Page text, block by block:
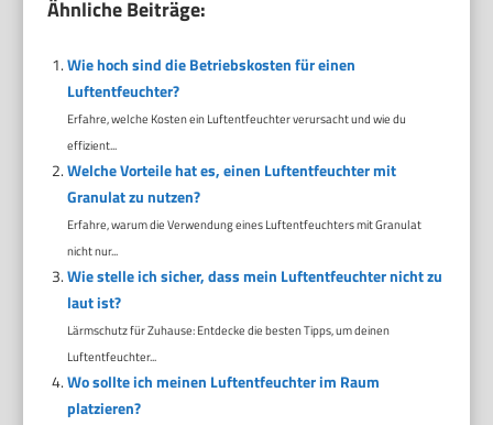
Ähnliche Beiträge:
Wie hoch sind die Betriebskosten für einen
Luftentfeuchter?
Erfahre, welche Kosten ein Luftentfeuchter verursacht und wie du
effizient...
Welche Vorteile hat es, einen Luftentfeuchter mit
Granulat zu nutzen?
Erfahre, warum die Verwendung eines Luftentfeuchters mit Granulat
nicht nur...
Wie stelle ich sicher, dass mein Luftentfeuchter nicht zu
laut ist?
Lärmschutz für Zuhause: Entdecke die besten Tipps, um deinen
Luftentfeuchter...
Wo sollte ich meinen Luftentfeuchter im Raum
platzieren?